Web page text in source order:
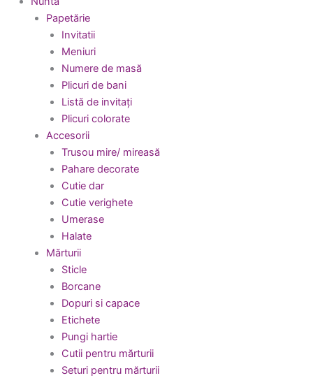
Papetărie
Invitatii
Meniuri
Numere de masă
Plicuri de bani
Listă de invitați
Plicuri colorate
Accesorii
Trusou mire/ mireasă
Pahare decorate
Cutie dar
Cutie verighete
Umerase
Halate
Mărturii
Sticle
Borcane
Dopuri si capace
Etichete
Pungi hartie
Cutii pentru mărturii
Seturi pentru mărturii